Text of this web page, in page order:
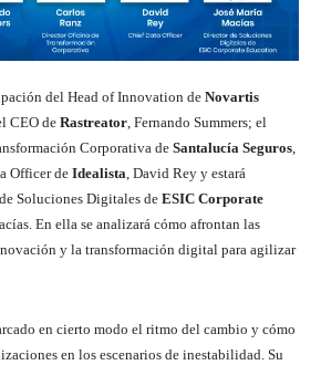
del Head of Innovation de Novartis
CEO de Rastreator, Fernando Summers; el
Corporativa de Santalucía Seguros,
Officer de Idealista, David Rey y estará
Soluciones Digitales de ESIC Corporate
En ella se analizará cómo afrontan las
y la transformación digital para agilizar
en cierto modo el ritmo del cambio y cómo
en los escenarios de inestabilidad. Su